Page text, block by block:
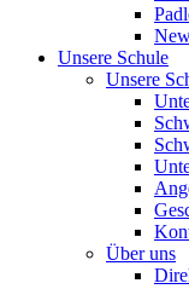
Unsere Schule
Unsere
Über uns